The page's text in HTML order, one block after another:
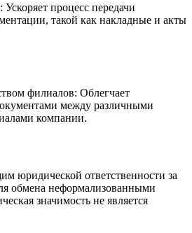
Ускоряет процесс передачи
такой как накладные и акты
филиалов: Облегчает
между различными
компании.
юридической ответственности за
обмена неформализованными
значимость не является